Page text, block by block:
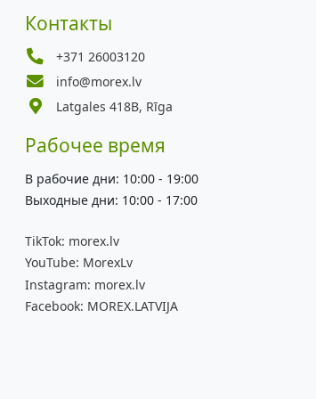
Контакты
+371 26003120
info@morex.lv
Latgales 418B, Rīga
Рабочее время
В рабочие дни: 10:00 - 19:00
Выходные дни: 10:00 - 17:00
TikTok: morex.lv
YouTube: MorexLv
Instagram: morex.lv
Facebook: MOREX.LATVIJA